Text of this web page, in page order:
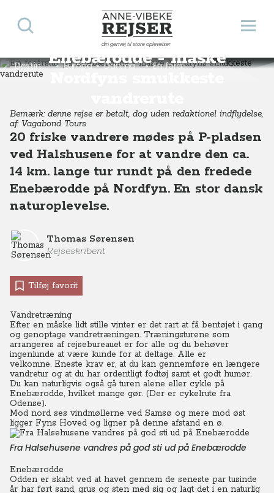
Anne-Vibeke Rejser
din genvej til store oplevelser
Åbn
Søg
En forårstur på
Enebærodde - måske
Destinationer Europa Danmark En forårstur på Enebærodde - måske Nordfyns smukkeste vandrerute
Bemærk: denne rejse er betalt, dog uden redaktionel indflydelse,
af: Vagabond Tours
20 friske vandrere mødes på P-pladsen
ved Halshusene for at vandre den ca.
14 km. lange tur rundt på den fredede
Enebærodde på Nordfyn. En stor dansk
naturoplevelse.
Thomas Sørensen
Rejseskribent
Tilføj favorit
Vandretræning
Efter en måske lidt stille vinter er det rart at få bentøjet i gang
og genoptage vandretræningen. Træningsturene som
arrangeres af rejsebureauet er for alle og du behøver
ingenlunde at være kunde for at deltage. Alle er
velkomne. Eneste krav er, at du kan gennemføre en længere
vandretur og at du har ordentligt fodtøj samt et godt humør.
Du kan naturligvis også gå turen alene eller cykle på
Enebærodde, hvilket mange gør. (Der er cykelrute fra
Odense).
Mod nord ses vindmøllerne ved Samsø og mere mod øst
ligger Fyns Hoved og ligner på denne afstand en ø.
Fra Halsehusene vandres på god sti ud på Enebærodde
Enebærodde
Odden er skabt ved at havet gennem de seneste par tusinde
år har ført sand, grus og sten med sig og lagt det i en naturlig